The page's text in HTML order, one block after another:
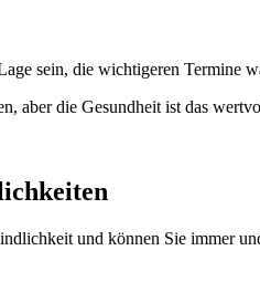
sein, die wichtigeren Termine
aber die Gesundheit ist das
und können Sie immer